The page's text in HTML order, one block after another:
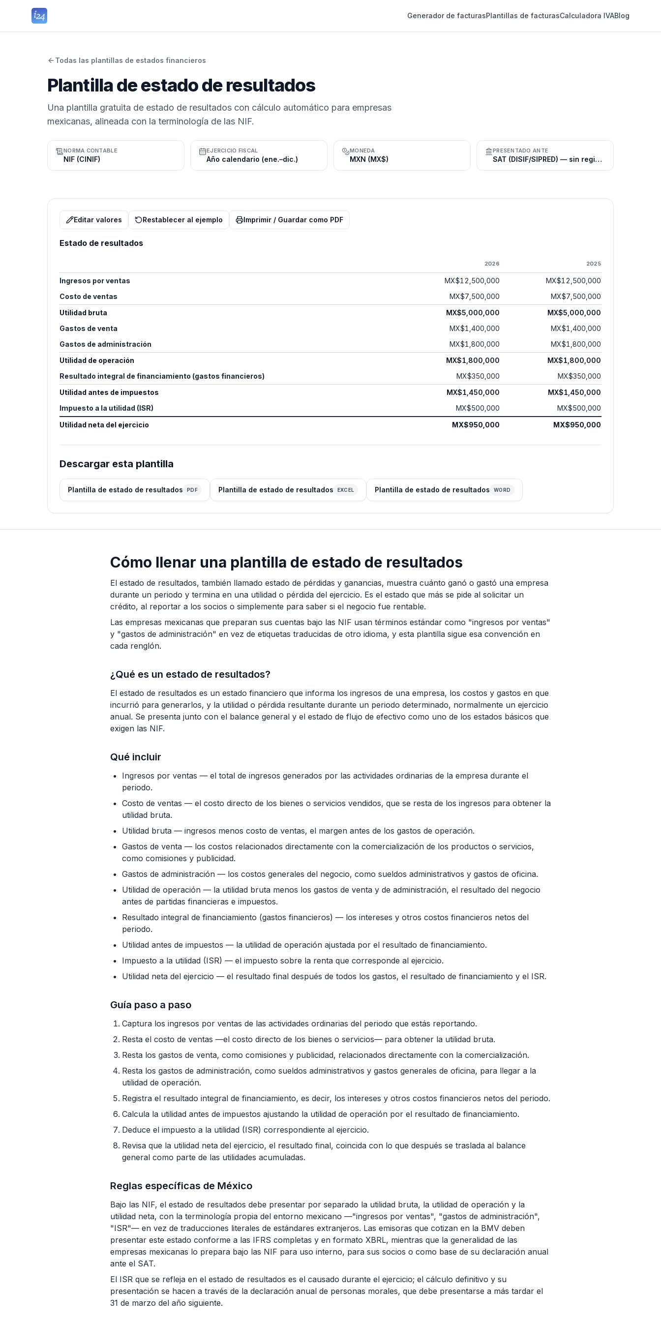
Generador de facturasPlantillas de facturasCalculadora IVABlog
Todas las plantillas de estados financieros
Plantilla de estado de resultados
Una plantilla gratuita de estado de resultados con cálculo automático para empresas
mexicanas, alineada con la terminología de las NIF.
NORMA CONTABLE
NIF (CINIF)
EJERCICIO FISCAL
Año calendario (ene.–dic.)
MONEDA
MXN (MX$)
PRESENTADO ANTE
SAT (DISIF/SIPRED) — sin registro público de estados financieros
Editar valores Restablecer al ejemplo Imprimir / Guardar como PDF
Estado de resultados
2026 2025
Ingresos por ventas MX$12,500,000
MX$12,500,000
Costo de ventas
MX$7,500,000
MX$7,500,000
Utilidad bruta
MX$5,000,000
MX$5,000,000
Gastos de venta
MX$1,400,000
MX$1,400,000
Gastos de administración
MX$1,800,000
MX$1,800,000
Utilidad de operación
MX$1,800,000
MX$1,800,000
Resultado integral de financiamiento (gastos financieros)
MX$350,000
MX$350,000
Utilidad antes de impuestos
MX$1,450,000
MX$1,450,000
Impuesto a la utilidad (ISR)
MX$500,000
MX$500,000
Utilidad neta del ejercicio
MX$950,000 MX$950,000
Descargar esta plantilla
Plantilla de estado de resultados PDF Plantilla de estado de resultados EXCEL Plantilla de estado de resultados WORD
Cómo llenar una plantilla de estado de resultados
El estado de resultados, también llamado estado de pérdidas y ganancias, muestra cuánto ganó o gastó una empresa
durante un periodo y termina en una utilidad o pérdida del ejercicio. Es el estado que más se pide al solicitar un
crédito, al reportar a los socios o simplemente para saber si el negocio fue rentable.
Las empresas mexicanas que preparan sus cuentas bajo las NIF usan términos estándar como "ingresos por ventas"
y "gastos de administración" en vez de etiquetas traducidas de otro idioma, y esta plantilla sigue esa convención en
cada renglón.
¿Qué es un estado de resultados?
El estado de resultados es un estado financiero que informa los ingresos de una empresa, los costos y gastos en que
incurrió para generarlos, y la utilidad o pérdida resultante durante un periodo determinado, normalmente un ejercicio
anual. Se presenta junto con el balance general y el estado de flujo de efectivo como uno de los estados básicos que
exigen las NIF.
Qué incluir
Ingresos por ventas — el total de ingresos generados por las actividades ordinarias de la empresa durante el
periodo.
Costo de ventas — el costo directo de los bienes o servicios vendidos, que se resta de los ingresos para obtener la
utilidad bruta.
Utilidad bruta — ingresos menos costo de ventas, el margen antes de los gastos de operación.
Gastos de venta — los costos relacionados directamente con la comercialización de los productos o servicios,
como comisiones y publicidad.
Gastos de administración — los costos generales del negocio, como sueldos administrativos y gastos de oficina.
Utilidad de operación — la utilidad bruta menos los gastos de venta y de administración, el resultado del negocio
antes de partidas financieras e impuestos.
Resultado integral de financiamiento (gastos financieros) — los intereses y otros costos financieros netos del
periodo.
Utilidad antes de impuestos — la utilidad de operación ajustada por el resultado de financiamiento.
Impuesto a la utilidad (ISR) — el impuesto sobre la renta que corresponde al ejercicio.
Utilidad neta del ejercicio — el resultado final después de todos los gastos, el resultado de financiamiento y el ISR.
Guía paso a paso
Captura los ingresos por ventas de las actividades ordinarias del periodo que estás reportando.
Resta el costo de ventas —el costo directo de los bienes o servicios— para obtener la utilidad bruta.
Resta los gastos de venta, como comisiones y publicidad, relacionados directamente con la comercialización.
Resta los gastos de administración, como sueldos administrativos y gastos generales de oficina, para llegar a la
utilidad de operación.
Registra el resultado integral de financiamiento, es decir, los intereses y otros costos financieros netos del periodo.
Calcula la utilidad antes de impuestos ajustando la utilidad de operación por el resultado de financiamiento.
Deduce el impuesto a la utilidad (ISR) correspondiente al ejercicio.
Revisa que la utilidad neta del ejercicio, el resultado final, coincida con lo que después se traslada al balance
general como parte de las utilidades acumuladas.
Reglas específicas de México
Bajo las NIF, el estado de resultados debe presentar por separado la utilidad bruta, la utilidad de operación y la
utilidad neta, con la terminología propia del entorno mexicano —"ingresos por ventas", "gastos de administración",
"ISR"— en vez de traducciones literales de estándares extranjeros. Las emisoras que cotizan en la BMV deben
presentar este estado conforme a las IFRS completas y en formato XBRL, mientras que la generalidad de las
empresas mexicanas lo prepara bajo las NIF para uso interno, para sus socios o como base de su declaración anual
ante el SAT.
El ISR que se refleja en el estado de resultados es el causado durante el ejercicio; el cálculo definitivo y su
presentación se hacen a través de la declaración anual de personas morales, que debe presentarse a más tardar el
31 de marzo del año siguiente.